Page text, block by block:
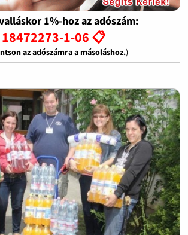
1%-hoz az adószám:
18472273-1-06 📋
az adószámra a másoláshoz.)